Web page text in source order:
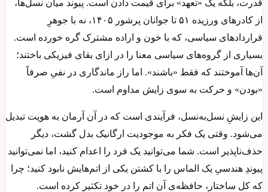
قدرت، بلکه یک «تعهد» برای قیمت دادن است. پیوند میان نسل‌ها،
از کادرهای ورزیده ۵۱ تا جوانان پرشور ۱۴۰۵، نه با جوهرِ
قراردادهای سیاسی، که با خون و اراده مشترک گره خورده است.
بسیاری از گروه‌های سیاسی معنا را در ازای بقای فیزیکی باختند؛
آن‌ها آموختند که فقط «باشند». اما راز ماندگاری در نفیِ صرفاً
«بودن» و حرکت به سوی زایش مداوم است.
این زایشِ نسل‌به‌نسل، فرآیندی است که در آن آرمان به هویت تبدیل
می‌شود. وقتی یک فکر به موجودیت ارگانیک بدل گشت، دیگر
حذف‌ناپذیر است. شما می‌توانید یک فرد را اعدام کنید، اما نمی‌توانید
پیوندِ هندسیِ یک الماس را با کشتن یکی از اتم‌هایش نابود کنید؛ چرا
که کل ساختار، حافظه‌ی آن اتم را در خود تکثیر کرده است.